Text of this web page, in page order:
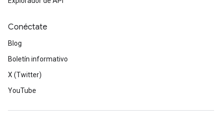
Conéctate
Blog
Boletín informativo
X (Twitter)
YouTube